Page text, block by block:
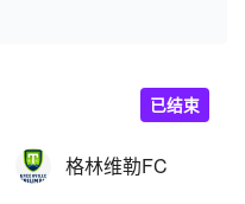
格林维勒FC
已结束